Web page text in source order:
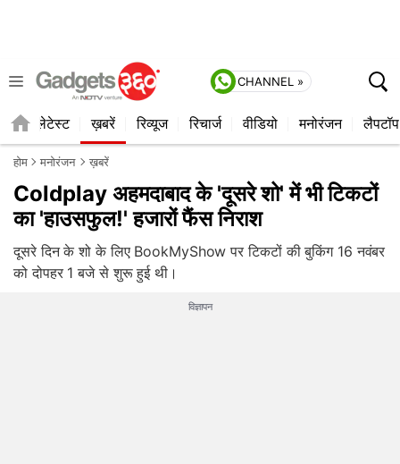
CHANNEL »
लेटेस्ट ख़बरें रिव्यूज रिचार्ज वीडियो मनोरंजन लैपटॉप
होम मनोरंजन ख़बरें
Coldplay अहमदाबाद के 'दूसरे शो' में भी टिकटों
का 'हाउसफुल!' हजारों फैंस निराश
दूसरे दिन के शो के लिए BookMyShow पर टिकटों की बुकिंग 16 नवंबर
को दोपहर 1 बजे से शुरू हुई थी।
विज्ञापन